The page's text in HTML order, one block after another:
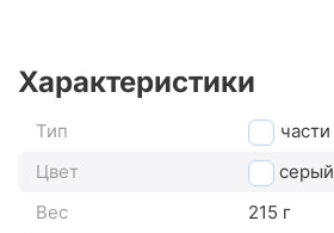
Характеристики
Тип
Запчасти
Цвет
серый
Вес
215 г